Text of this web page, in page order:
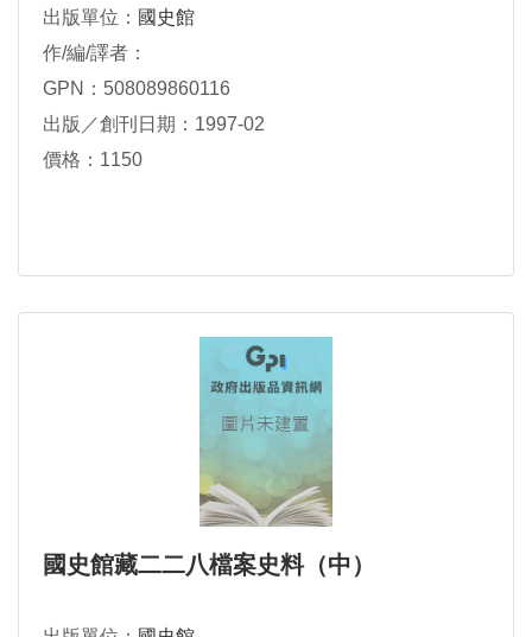
出版單位： 國史館
作/編/譯者：
GPN：508089860116
出版／創刊日期：1997-02
價格：1150
國史館藏二二八檔案史料（中）